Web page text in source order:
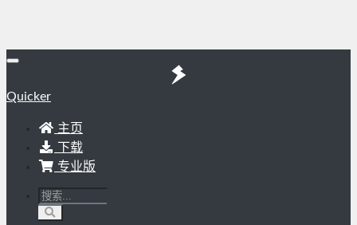
Quicker
主页
下载
专业版